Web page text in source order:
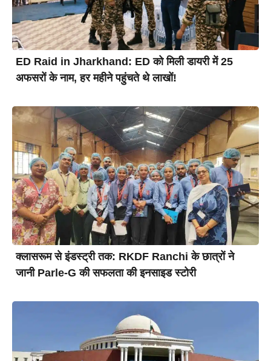
ED Raid in Jharkhand: ED को मिली डायरी में 25
अफसरों के नाम, हर महीने पहुंचते थे लाखों!
क्लासरूम से इंडस्ट्री तक: RKDF Ranchi के छात्रों ने
जानी Parle-G की सफलता की इनसाइड स्टोरी